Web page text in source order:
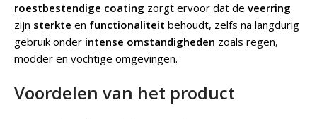
roestbestendige coating zorgt ervoor dat de veerring
zijn sterkte en functionaliteit behoudt, zelfs na langdurig
gebruik onder intense omstandigheden zoals regen,
modder en vochtige omgevingen.
Voordelen van het product